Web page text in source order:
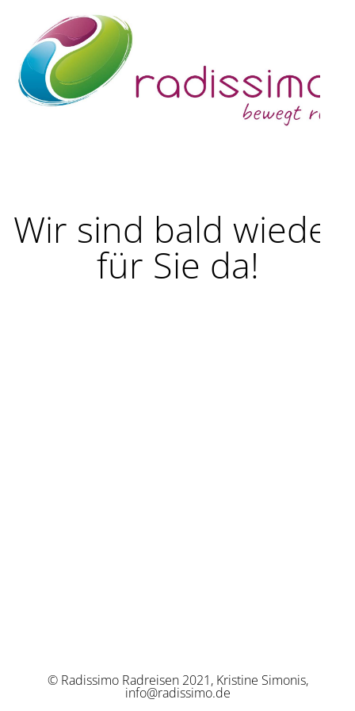
Wir sind bald wieder
für Sie da!
© Radissimo Radreisen 2021, Kristine Simonis,
info@radissimo.de